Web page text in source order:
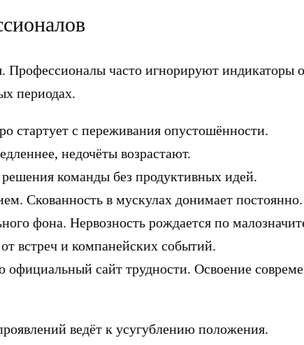
Профессионалы часто игнорируют индикаторы
периодах.
стартует с переживания опустошённости.
недочёты возрастают.
команды без продуктивных идей.
Скованность в мускулах донимает постоянно.
фона. Нервозность рождается по
встреч и компанейских событий.
официальный сайт трудности. Освоение
ведёт к усугублению положения.